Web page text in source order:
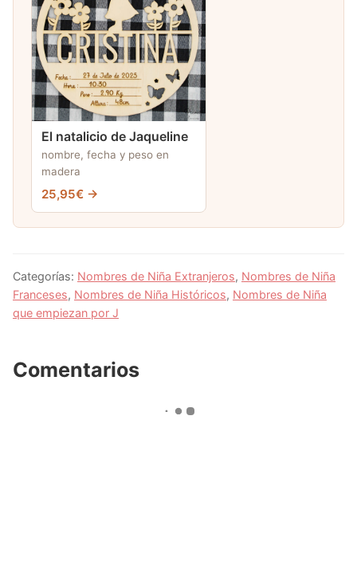
El natalicio de Jaqueline
nombre, fecha y peso en
madera
25,95€ →
Categorías: Nombres de Niña Extranjeros, Nombres de Niña
Franceses, Nombres de Niña Históricos, Nombres de Niña
que empiezan por J
Comentarios